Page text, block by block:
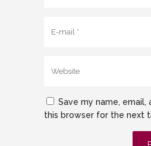
Save my name, email,
this browser for the next